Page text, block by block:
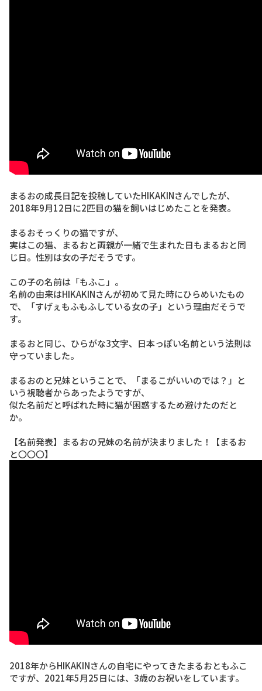
まるおの成長日記を投稿していたHIKAKINさんでしたが、
2018年9月12日に2匹目の猫を飼いはじめたことを発表。
まるおそっくりの猫ですが、
実はこの猫、まるおと両親が一緒で生まれた日もまるおと同
じ日。性別は女の子だそうです。
この子の名前は 「もふこ」 。
名前の由来はHIKAKINさんが初めて見た時にひらめいたもの
で、
「すげぇもふもふしている女の子」 という理由だそうで
す。
まるおと同じ、ひらがな3文字、日本っぽい名前という法則は
守っていました。
まるおのと兄妹ということで、「まるこがいいのでは？」と
いう視聴者からあったようですが、
似た名前だと呼ばれた時に猫が困惑するため避けたのだと
か。
【名前発表】まるおの兄妹の名前が決まりました！【まるお
と〇〇〇】
2018年からHIKAKINさんの自宅にやってきたまるおともふこ
ですが、2021年5月25日には、3歳のお祝いをしています。